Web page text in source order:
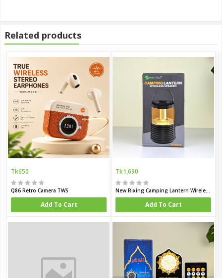
Related products
Tk650
Q86 Retro Camera TWS
Add To Cart
Tk1,690
New Rixing Camping Lantern Wireless Speaker
Add To Cart